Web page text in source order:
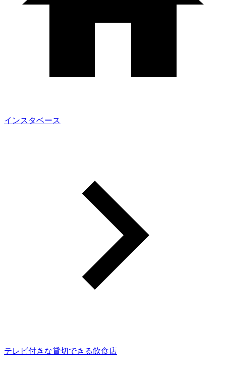
インスタベース
テレビ付きな貸切できる飲食店